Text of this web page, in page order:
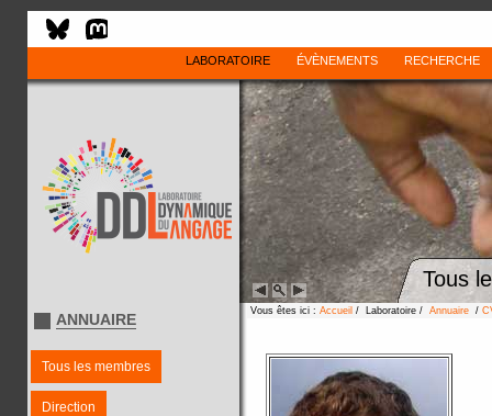
LABORATOIRE ÉVÈNEMENTS RECHERCHE
Tous
ANNUAIRE
Tous les membres
Direction
Vous êtes ici : Accueil / Laboratoire / Annuaire /